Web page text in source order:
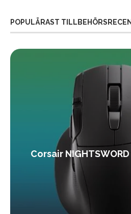
POPULÄRAST
Corsair